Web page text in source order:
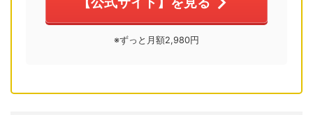
※ずっと月額2,980円